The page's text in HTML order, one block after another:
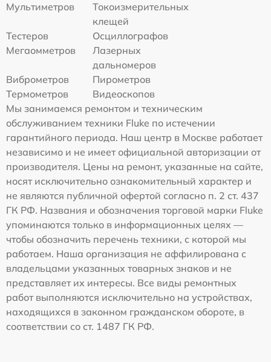
Мультиметров
Токоизмерительных
клещей
Тестеров
Осциллографов
Мегаомметров
Лазерных
дальномеров
Виброметров
Пирометров
Термометров
Видеоскопов
Мы занимаемся ремонтом и техническим
обслуживанием техники Fluke по истечении
гарантийного периода. Наш центр в Москве работает
независимо и не имеет официальной авторизации от
производителя. Цены на ремонт, указанные на сайте,
носят исключительно ознакомительный характер и
не являются публичной офертой согласно п. 2 ст. 437
ГК РФ. Названия и обозначения торговой марки Fluke
упоминаются только в информационных целях —
чтобы обозначить перечень техники, с которой мы
работаем. Наша организация не аффилирована с
владельцами указанных товарных знаков и не
представляет их интересы. Все виды ремонтных
работ выполняются исключительно на устройствах,
находящихся в законном гражданском обороте, в
соответствии со ст. 1487 ГК РФ.